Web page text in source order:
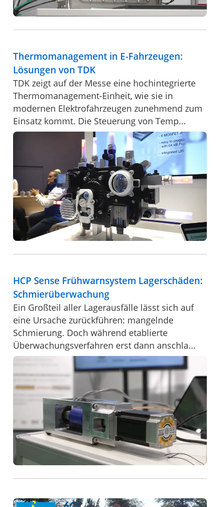
Thermomanagement in E-Fahrzeugen:
Lösungen von TDK
TDK zeigt auf der Messe eine hochintegrierte
Thermomanagement-Einheit, wie sie in
modernen Elektrofahrzeugen zunehmend zum
Einsatz kommt. Die Steuerung von Temp...
HCP Sense Frühwarnsystem Lagerschäden:
Schmierüberwachung
Ein Großteil aller Lagerausfälle lässt sich auf
eine Ursache zurückführen: mangelnde
Schmierung. Doch während etablierte
Überwachungsverfahren erst dann anschla...